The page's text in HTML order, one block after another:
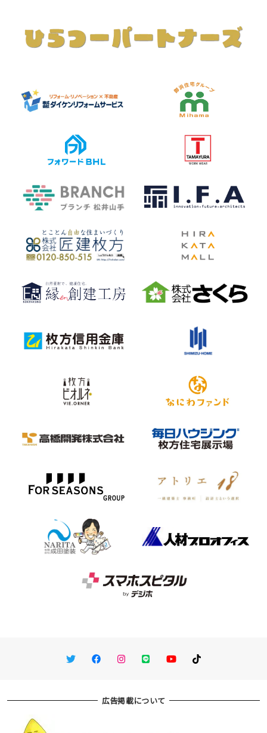
TwitterFacebookInstagram
LINE You TubeTikTok
広告掲載について